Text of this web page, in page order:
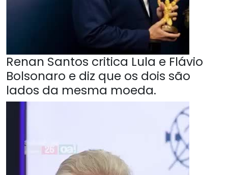
Renan Santos critica Lula e Flávio
Bolsonaro e diz que os dois são
lados da mesma moeda.